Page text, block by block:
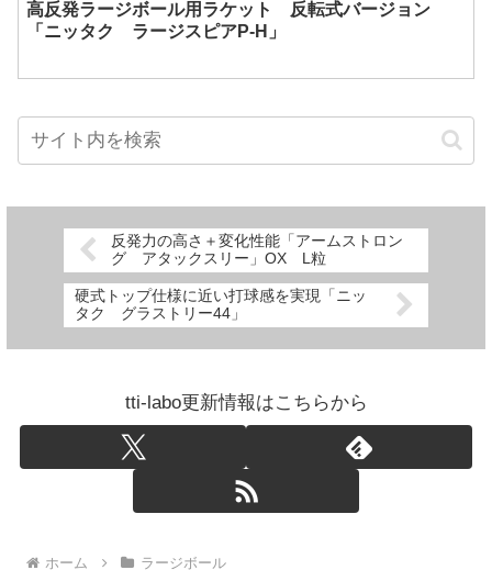
高反発ラージボール用ラケット 反転式バージョン
「ニッタク ラージスピアP-H」
反発力の高さ＋変化性能「アームストロン
グ アタックスリー」OX L粒
硬式トップ仕様に近い打球感を実現「ニッ
タク グラストリー44」
tti-labo更新情報はこちらから
ホーム ラージボール